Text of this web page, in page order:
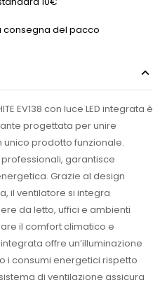
consegna del pacco
EV138 con luce LED integrata è
progettata per unire
unico prodotto funzionale.
garantisce
Grazie al design
il ventilatore si integra
da letto, uffici e ambienti
il comfort climatico e
offre un’illuminazione
i consumi energetici rispetto
di ventilazione assicura